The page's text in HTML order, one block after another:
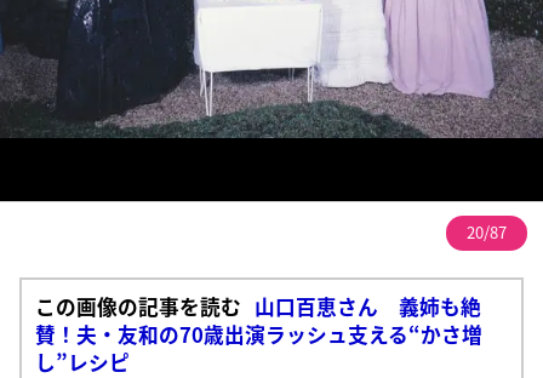
20/87
この画像の記事を読む 山口百恵さん 義姉も絶
賛！夫・友和の70歳出演ラッシュ支える“かさ増
し”レシピ